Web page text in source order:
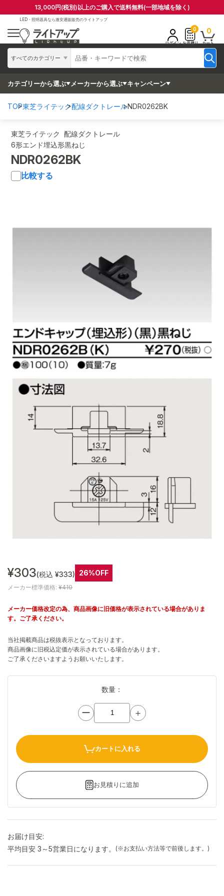
13,000円(税別)以上のご購入で送料無料(一部地域を除く)
LED・照明器具なら激安通販販売のライトアップ
すべてのカテゴリー
ログイン
0
お見積り
0
カート
カテゴリーから選ぶ メーカーから選ぶ キャンペーン
TOP東芝ライテック配線ダクトレールNDR0262BK
東芝ライテック 配線ダクトレール
6形エンド埋込形黒ねじ
NDR0262BK
比較する
¥303(税込 ¥333) 26%OFF
メーカー標準価格: ¥410
メーカー価格改定の為、商品画像に旧価格が表示されている場合がありま
す。ご了承ください。
当社掲載商品は税抜表示となっております。
商品画像に旧税込定価が表示されている場合があります。
ご了承くださいますようお願いいたします。
数量：
ー ＋
カートに入れる
お見積りに追加
お届け目安:
平均目安 3～5営業日になります。
(※お支払い方法等で前後します。)